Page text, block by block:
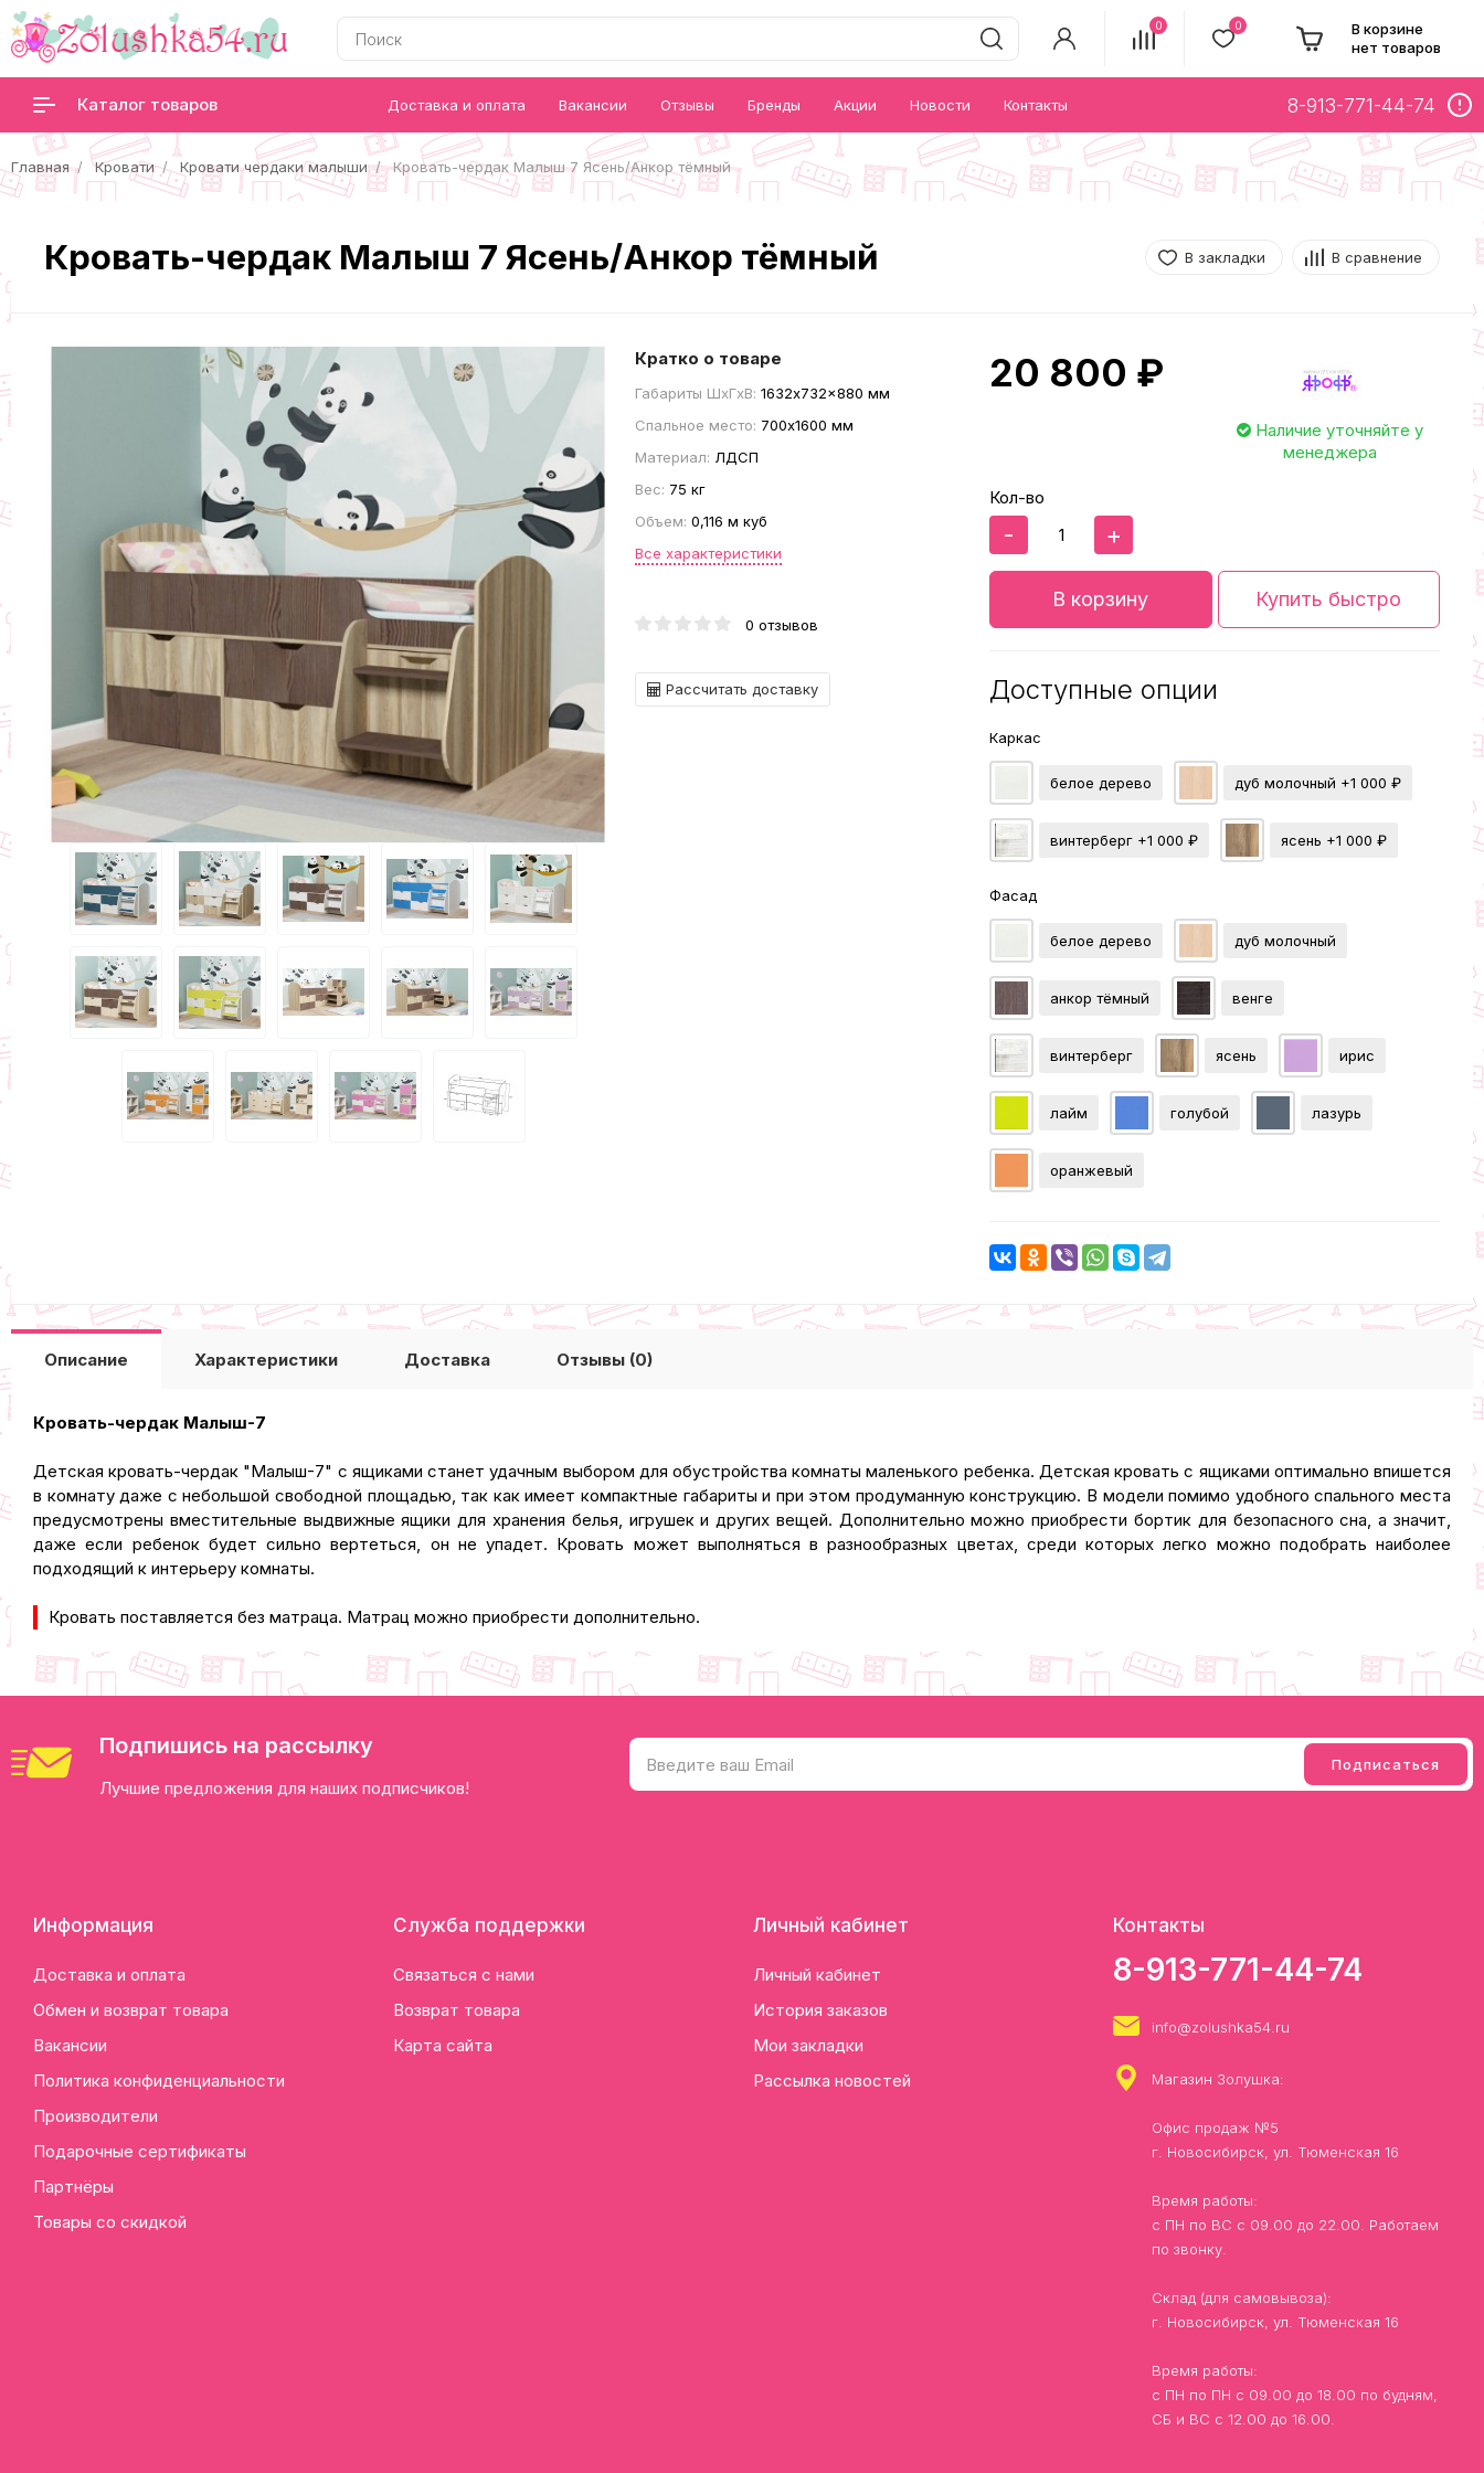
0 0
В корзине
нет товаров
Каталог товаров Доставка и оплата Вакансии Отзывы Бренды Акции Новости Контакты 8-913-771-44-74
Главная Кровати Кровати чердаки малыши Кровать-чердак Малыш 7 Ясень/Анкор тёмный
Кровать-чердак Малыш 7 Ясень/Анкор тёмный В закладки В сравнение
Кратко о товаре
Габариты ШxГxВ: 1632x732x880 мм
Спальное место: 700x1600 мм
Материал: ЛДСП
Вес: 75 кг
Объем: 0,116 м куб
Все характеристики
0 отзывов
Рассчитать доставку
20 800 ₽
Наличие уточняйте у
менеджера
Кол-во
- +
В корзину Купить быстро
Доступные опции
Каркас
белое дерево дуб молочный +1 000 ₽
винтерберг +1 000 ₽ ясень +1 000 ₽
Фасад
белое дерево дуб молочный
анкор тёмный венге
винтерберг ясень ирис
лайм голубой лазурь
оранжевый
Описание Характеристики Доставка Отзывы (0)
Кровать-чердак Малыш-7
Детская кровать-чердак "Малыш-7" с ящиками станет удачным выбором для обустройства комнаты маленького ребенка. Детская кровать с ящиками оптимально впишется
в комнату даже с небольшой свободной площадью, так как имеет компактные габариты и при этом продуманную конструкцию. В модели помимо удобного спального места
предусмотрены вместительные выдвижные ящики для хранения белья, игрушек и других вещей. Дополнительно можно приобрести бортик для безопасного сна, а значит,
даже если ребенок будет сильно вертеться, он не упадет. Кровать может выполняться в разнообразных цветах, среди которых легко можно подобрать наиболее
подходящий к интерьеру комнаты.
Кровать поставляется без матраца. Матрац можно приобрести дополнительно.
Подпишись на рассылку
Лучшие предложения для наших подписчиков!
Информация
Доставка и оплата
Обмен и возврат товара
Вакансии
Политика конфиденциальности
Производители
Подарочные сертификаты
Партнёры
Товары со скидкой
Служба поддержки
Связаться с нами
Возврат товара
Карта сайта
Личный кабинет
Личный кабинет
История заказов
Мои закладки
Рассылка новостей
Контакты
8-913-771-44-74
info@zolushka54.ru
Магазин Золушка:
Офис продаж №5
г. Новосибирск, ул. Тюменская 16
Время работы:
с ПН по ВС с 09.00 до 22.00. Работаем
по звонку.
Склад (для самовывоза):
г. Новосибирск, ул. Тюменская 16
Время работы:
с ПН по ПН с 09.00 до 18.00 по будням,
СБ и ВС с 12.00 до 16.00.